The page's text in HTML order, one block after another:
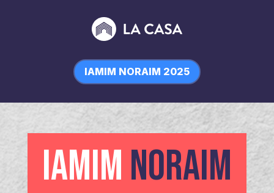
IAMIM NORAIM 2025
IAMIM NORAIM